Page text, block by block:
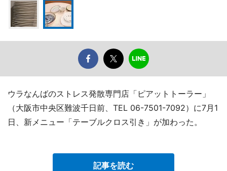
ウラなんばのストレス発散専門店「ピアットトーラー」
（大阪市中央区難波千日前、TEL 06-7501-7092）に7月1
日、新メニュー「テーブルクロス引き」が加わった。
記事を読む